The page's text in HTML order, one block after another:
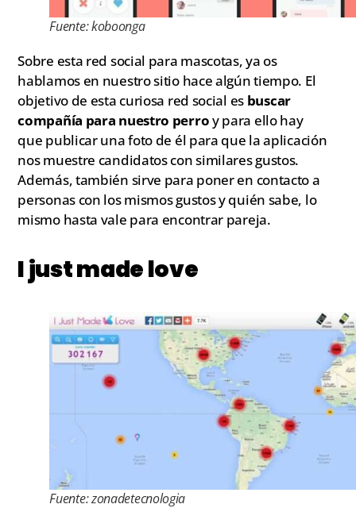
Fuente: koboonga
Sobre esta red social para mascotas, ya os
hablamos en nuestro sitio hace algún tiempo. El
objetivo de esta curiosa red social es buscar
compañía para nuestro perroy para ello hay
que publicar una foto de él para que la aplicación
nos muestre candidatos con similares gustos.
Además, también sirve para poner en contacto a
personas con los mismos gustos y quién sabe, lo
mismo hasta vale para encontrar pareja.
I just made love
Fuente: zonadetecnologia